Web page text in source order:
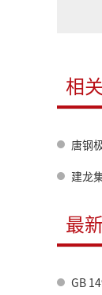
相
唐钢极
建龙集
最
GB